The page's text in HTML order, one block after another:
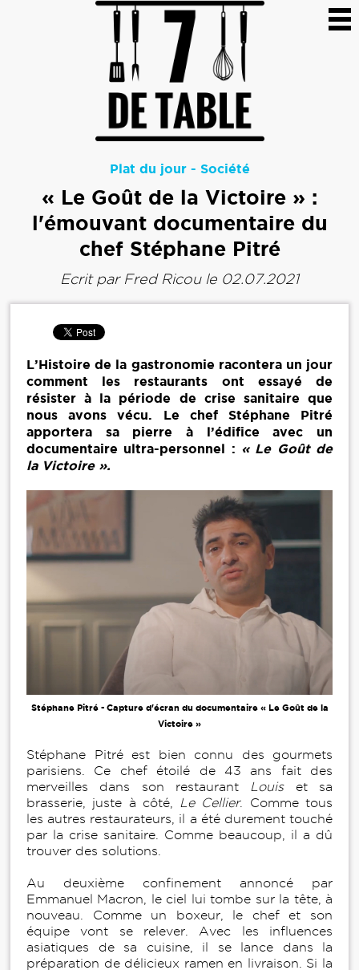
Plat du jour- Société
« Le Goût de la Victoire » :
l'émouvant documentaire du
chef Stéphane Pitré
Ecrit par Fred Ricoule 02.07.2021
L’Histoire de la gastronomie racontera un jour
comment les restaurants ont essayé de
résister à la période de crise sanitaire que
nous avons vécu. Le chef Stéphane Pitré
apportera sa pierre à l’édifice avec un
documentaire ultra-personnel : « Le Goût de
la Victoire ».
Stéphane Pitré - Capture d'écran du documentaire « Le Goût de la
Victoire »
Stéphane Pitré est bien connu des gourmets
parisiens. Ce chef étoilé de 43 ans fait des
merveilles dans son restaurant Louiset sa
brasserie, juste à côté,
Le Cellier. Comme tous
les autres restaurateurs, il a été durement touché
par la crise sanitaire. Comme beaucoup, il a dû
trouver des solutions.
Au deuxième confinement annoncé par
Emmanuel Macron, le ciel lui tombe sur la tête, à
nouveau. Comme un boxeur, le chef et son
équipe vont se relever. Avec les influences
asiatiques de sa cuisine, il se lance dans la
préparation de délicieux ramen en livraison. Si la